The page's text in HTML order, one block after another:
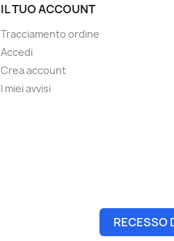
IL TUO ACCOUNT
Tracciamento ordine
Accedi
Crea account
I miei avvisi
RECESSO